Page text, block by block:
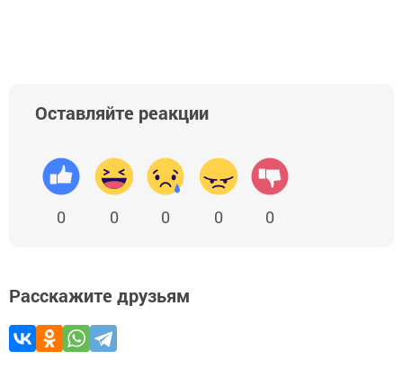
Оставляйте реакции
0 0 0 0 0
Расскажите друзьям